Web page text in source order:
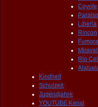
Coyote
Paraiso
Liberia
Rincon
Rio
Kindheit
Schulzeit
Jugendjahre
YOUTUBE Kanal